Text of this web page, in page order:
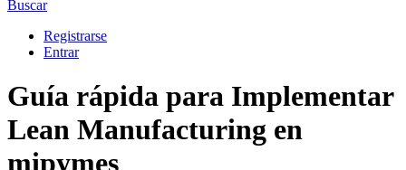
Buscar
Registrarse
Entrar
Guía rápida para Implementar
Lean Manufacturing en
mipymes